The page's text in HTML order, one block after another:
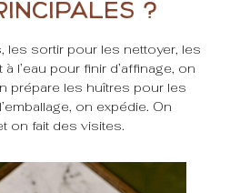
?
les sortir pour les nettoyer, les
l’eau pour finir d’affinage, on
prépare les huîtres pour les
on expédie. On
on fait des visites.